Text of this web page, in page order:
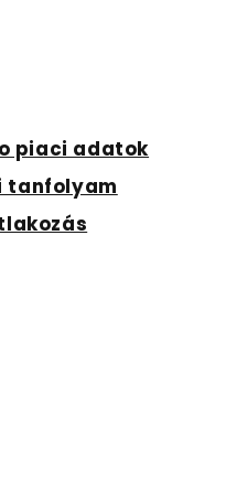
piaci adatok
tanfolyam